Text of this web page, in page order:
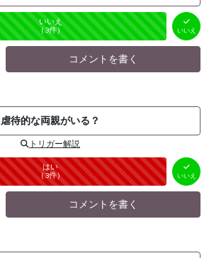
いいえ
（3件） いいえ
コメントを書く
虐待的な両親がいる？
トリガー解説
はい
（3件） 未投票
いいえ
（ 0件）
いいえ
コメントを書く